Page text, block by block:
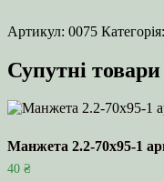
Артикул: 0075 Категорія:
Супутні товари
Манжета 2.2-70х95-1
40 ₴